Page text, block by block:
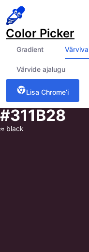
Color Picker
Gradient
Värvide ajalugu
Lisa Chrome’i
#311B28
≈ black